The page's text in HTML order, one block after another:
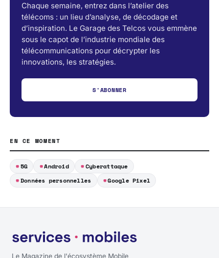
Chaque semaine, entrez dans l’atelier des
télécoms : un lieu d’analyse, de décodage et
d’inspiration. Le Garage des Telcos vous emmène
sous le capot de l’industrie mondiale des
télécommunications pour décrypter les
innovations, les stratégies.
S'ABONNER
EN CE MOMENT
5G Android
Cyberattaque
Données personnelles
Google Pixel
Le Magazine de l'écosystème Mobile